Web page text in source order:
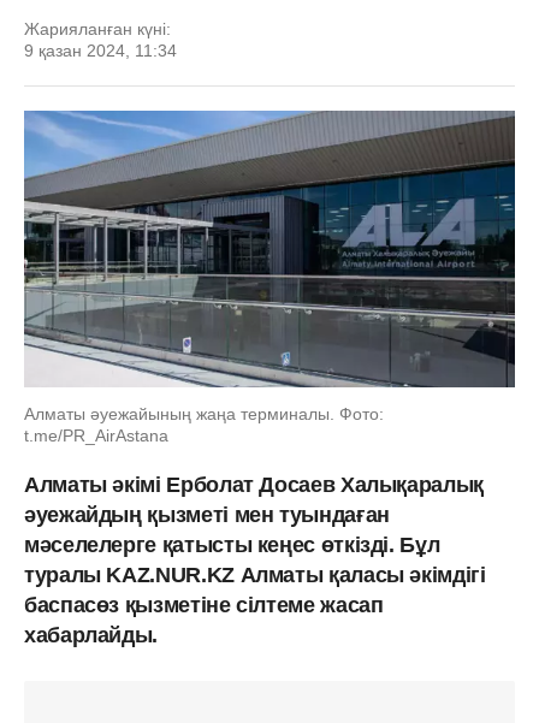
Жарияланған күні:
9 қазан 2024, 11:34
Алматы әуежайының жаңа терминалы. Фото:
t.me/PR_AirAstana
Алматы әкімі Ерболат Досаев Халықаралық
әуежайдың қызметі мен туындаған
мәселелерге қатысты кеңес өткізді. Бұл
туралы KAZ.NUR.KZ Алматы қаласы әкімдігі
баспасөз қызметіне сілтеме жасап
хабарлайды.